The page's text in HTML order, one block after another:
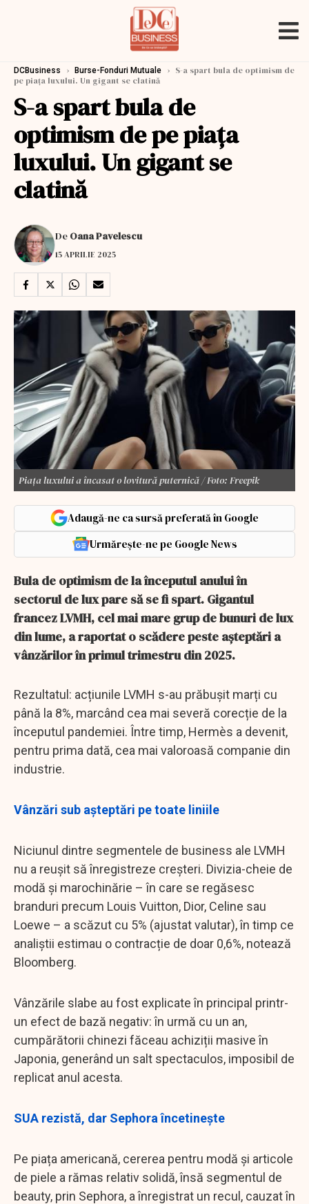
DCBusiness › Burse-Fonduri Mutuale › S-a spart bula de optimism de
pe piața luxului. Un gigant se clatină
S-a spart bula de
optimism de pe piața
luxului. Un gigant se
clatină
De Oana Pavelescu
15 APRILIE 2025
Piața luxului a încasat o lovitură puternică / Foto: Freepik
Adaugă-ne ca sursă preferată în Google
Urmărește-ne pe Google News
Bula de optimism de la începutul anului în
sectorul de lux pare să se fi spart. Gigantul
francez LVMH, cel mai mare grup de bunuri de lux
din lume, a raportat o scădere peste așteptări a
vânzărilor în primul trimestru din 2025.
Rezultatul: acțiunile LVMH s-au prăbușit marți cu
până la 8%, marcând cea mai severă corecție de la
începutul pandemiei. Între timp, Hermès a devenit,
pentru prima dată, cea mai valoroasă companie din
industrie.
Vânzări sub așteptări pe toate liniile
Niciunul dintre segmentele de business ale LVMH
nu a reușit să înregistreze creșteri. Divizia-cheie de
modă și marochinărie – în care se regăsesc
branduri precum Louis Vuitton, Dior, Celine sau
Loewe – a scăzut cu 5% (ajustat valutar), în timp ce
analiștii estimau o contracție de doar 0,6%, notează
Bloomberg.
Vânzările slabe au fost explicate în principal printr-
un efect de bază negativ: în urmă cu un an,
cumpărătorii chinezi făceau achiziții masive în
Japonia, generând un salt spectaculos, imposibil de
replicat anul acesta.
SUA rezistă, dar Sephora încetinește
Pe piața americană, cererea pentru modă și articole
de piele a rămas relativ solidă, însă segmentul de
beauty, prin Sephora, a înregistrat un recul, cauzat în